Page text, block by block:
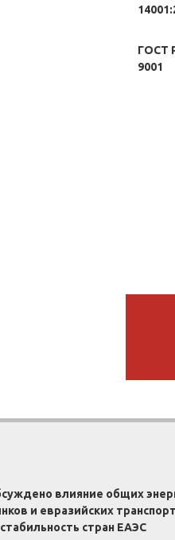
ГОСТ
9001
влияние общих
и евразийских
стран ЕАЭС